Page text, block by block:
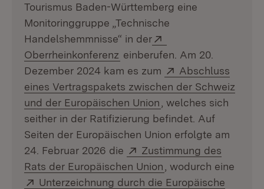
Tourismus Baden-Württemberg eine
Monitoringgruppe „Technische
Handelshemmnisse“ in der
Oberrheinkonferenz (Öffnet in neuem Fenster)
einberufen. Am 20.
Dezember 2024 kam es zum
Extern:
Abschluss
eines Vertragspakets zwischen der Schweiz
und der Europäischen Union (Öffnet in neuem
, welches sich
seither in der Ratifizierung befindet. Auf
Seiten der Europäischen Union erfolgte am
24. Februar 2026 die
Extern:
Zustimmung des
Rats der Europäischen Union (Öffnet in neuem
, wodurch eine
Extern:
Unterzeichnung durch die Europäische